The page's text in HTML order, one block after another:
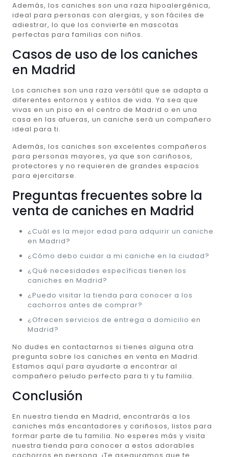
Además, los caniches son una raza hipoalergénica,
ideal para personas con alergias, y son fáciles de
adiestrar, lo que los convierte en mascotas
perfectas para familias con niños.
Casos de uso de los caniches
en Madrid
Los caniches son una raza versátil que se adapta a
diferentes entornos y estilos de vida. Ya sea que
vivas en un piso en el centro de Madrid o en una
casa en las afueras, un caniche será un compañero
ideal para ti.
Además, los caniches son excelentes compañeros
para personas mayores, ya que son cariñosos,
protectores y no requieren de grandes espacios
para ejercitarse.
Preguntas frecuentes sobre la
venta de caniches en Madrid
¿Cuál es la mejor edad para adquirir un caniche
en Madrid?
¿Cómo debo cuidar a mi caniche en la ciudad?
¿Qué necesidades específicas tienen los
caniches en Madrid?
¿Puedo visitar la tienda para conocer a los
cachorros antes de comprar?
¿Ofrecen servicios de entrega a domicilio en
Madrid?
No dudes en contactarnos si tienes alguna otra
pregunta sobre los caniches en venta en Madrid.
Estamos aquí para ayudarte a encontrar al
compañero peludo perfecto para ti y tu familia.
Conclusión
En nuestra tienda en Madrid, encontrarás a los
caniches más encantadores y cariñosos, listos para
formar parte de tu familia. No esperes más y visita
nuestra tienda para conocer a estos adorables